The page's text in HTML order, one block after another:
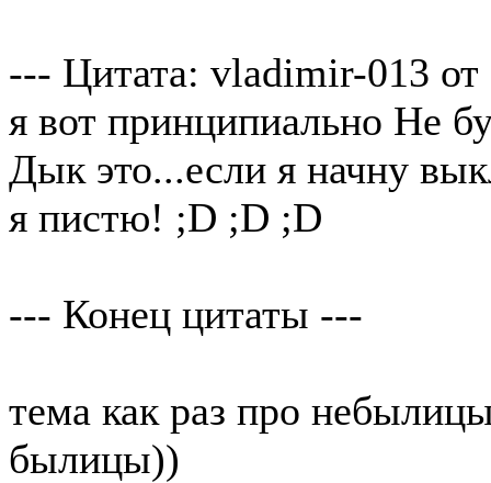
--- Цитата: vladimir-013
я вот принципиально Не
Дык это...если я начну
я пистю! ;D ;D ;D
--- Конец цитаты ---
тема как раз про
былицы))